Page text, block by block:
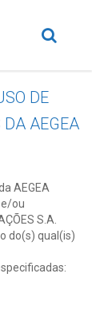
DE
DA AEGEA
AEGEA
ou
S.A.
do(s) qual(is)